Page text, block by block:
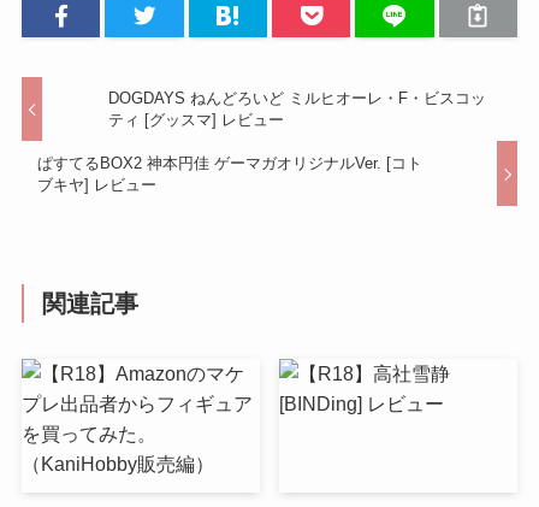
DOGDAYS ねんどろいど ミルヒオーレ・F・ビスコッ
ティ [グッスマ] レビュー
ぱすてるBOX2 神本円佳 ゲーマガオリジナルVer. [コト
ブキヤ] レビュー
関連記事